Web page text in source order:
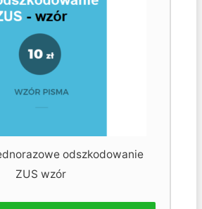
odszkodowanie
ZUS wzór